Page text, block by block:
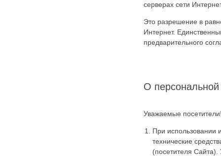
серверах сети
Это разрешение в
Интернет.
предварительного
О
Уважаемые
При
технические
(посетителя